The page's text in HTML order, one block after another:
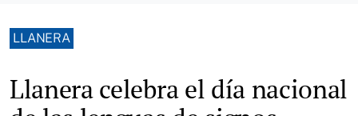
LLANERA
Llanera celebra el día nacional